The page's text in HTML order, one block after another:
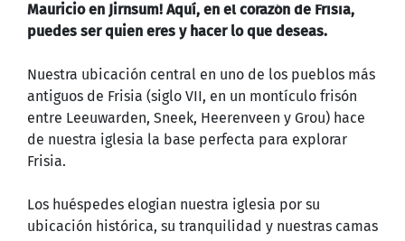
Mauricio en Jirnsum! Aquí, en el corazón de Frisia,
puedes ser quien eres y hacer lo que deseas.
Nuestra ubicación central en uno de los pueblos más
antiguos de Frisia (siglo VII, en un montículo frisón
entre Leeuwarden, Sneek, Heerenveen y Grou) hace
de nuestra iglesia la base perfecta para explorar
Frisia.
Los huéspedes elogian nuestra iglesia por su
ubicación histórica, su tranquilidad y nuestras camas